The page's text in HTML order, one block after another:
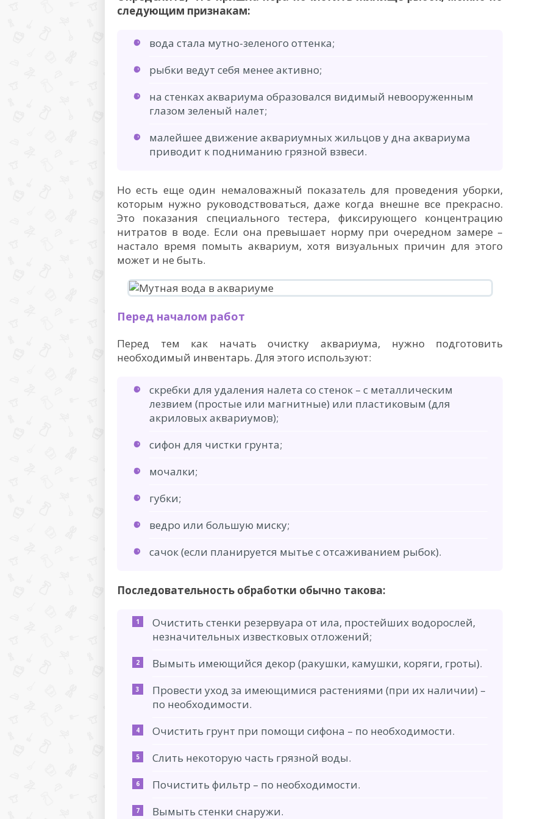
следующим признакам:
вода стала мутно-зеленого оттенка;
рыбки ведут себя менее активно;
на стенках аквариума образовался видимый невооруженным
глазом зеленый налет;
малейшее движение аквариумных жильцов у дна аквариума
приводит к подниманию грязной взвеси.
Но есть еще один немаловажный показатель для проведения уборки,
которым нужно руководствоваться, даже когда внешне все прекрасно.
Это показания специального тестера, фиксирующего концентрацию
нитратов в воде. Если она превышает норму при очередном замере –
настало время помыть аквариум, хотя визуальных причин для этого
может и не быть.
Перед началом работ
Перед тем как начать очистку аквариума, нужно подготовить
необходимый инвентарь. Для этого используют:
скребки для удаления налета со стенок – с металлическим
лезвием (простые или магнитные) или пластиковым (для
акриловых аквариумов);
сифон для чистки грунта;
мочалки;
губки;
ведро или большую миску;
сачок (если планируется мытье с отсаживанием рыбок).
Последовательность обработки обычно такова:
Очистить стенки резервуара от ила, простейших водорослей,
незначительных известковых отложений;
Вымыть имеющийся декор (ракушки, камушки, коряги, гроты).
Провести уход за имеющимися растениями (при их наличии) –
по необходимости.
Очистить грунт при помощи сифона – по необходимости.
Слить некоторую часть грязной воды.
Почистить фильтр – по необходимости.
Вымыть стенки снаружи.